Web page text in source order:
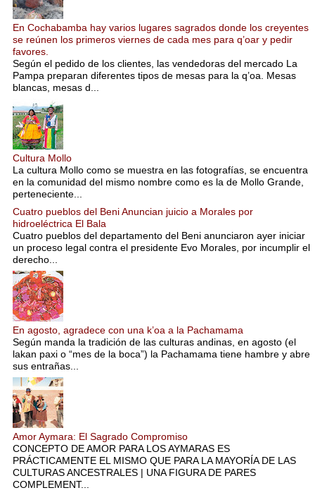
En Cochabamba hay varios lugares sagrados donde los creyentes
se reúnen los primeros viernes de cada mes para q’oar y pedir
favores.
Según el pedido de los clientes, las vendedoras del mercado La
Pampa preparan diferentes tipos de mesas para la q’oa. Mesas
blancas, mesas d...
Cultura Mollo
La cultura Mollo como se muestra en las fotografías, se encuentra
en la comunidad del mismo nombre como es la de Mollo Grande,
perteneciente...
Cuatro pueblos del Beni Anuncian juicio a Morales por
hidroeléctrica El Bala
Cuatro pueblos del departamento del Beni anunciaron ayer iniciar
un proceso legal contra el presidente Evo Morales, por incumplir el
derecho...
En agosto, agradece con una k’oa a la Pachamama
Según manda la tradición de las culturas andinas, en agosto (el
lakan paxi o “mes de la boca”) la Pachamama tiene hambre y abre
sus entrañas...
Amor Aymara: El Sagrado Compromiso
CONCEPTO DE AMOR PARA LOS AYMARAS ES
PRÁCTICAMENTE EL MISMO QUE PARA LA MAYORÍA DE LAS
CULTURAS ANCESTRALES | UNA FIGURA DE PARES
COMPLEMENT...